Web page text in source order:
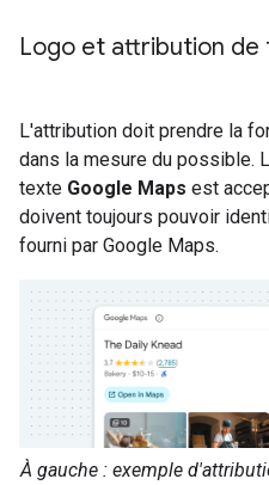
Logo et attribution de
L'attribution doit prendre la
dans la mesure du possible.
texte Google Maps est
doivent toujours pouvoir
fourni par Google Maps.
À gauche : exemple